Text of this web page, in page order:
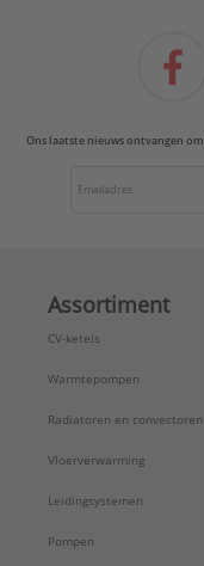
Ons laatste nieuws ontvangen
Assortiment
CV-ketels
Warmtepompen
Radiatoren en convectoren
Vloerverwarming
Leidingsystemen
Pompen